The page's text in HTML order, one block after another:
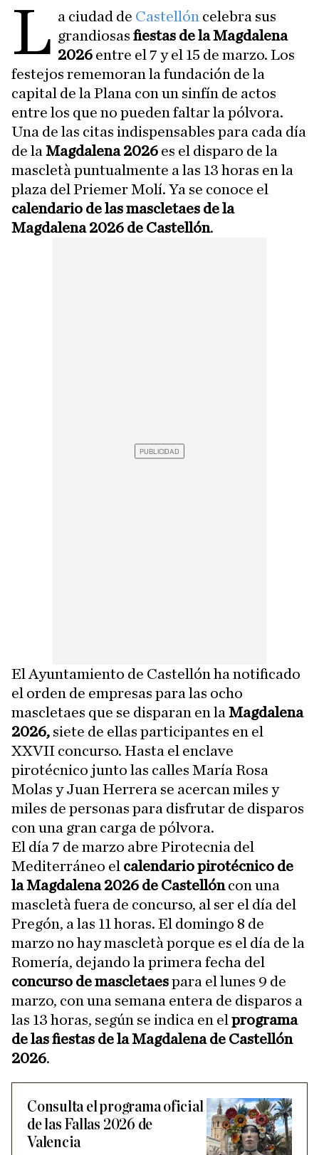
L a ciudad de Castellón celebra sus
grandiosasfiestas de la Magdalena
2026 entre el 7 y el 15 de marzo. Los
festejos rememoran la fundación de la
capital de la Plana con un sinfín de actos
entre los que no pueden faltar la pólvora.
Una de las citas indispensables para cada día
de la Magdalena 2026 es el disparo de la
mascletà puntualmente a las 13 horas en la
plaza del Priemer Molí. Ya se conoce el
calendario de las mascletaes de la
Magdalena 2026 de Castellón.
El Ayuntamiento de Castellón ha notificado
el orden de empresas para las ocho
mascletaes que se disparan en la Magdalena
2026, siete de ellas participantes en el
XXVII concurso. Hasta el enclave
pirotécnico junto las calles María Rosa
Molas y Juan Herrera se acercan miles y
miles de personas para disfrutar de disparos
con una gran carga de pólvora.
El día 7 de marzo abre Pirotecnia del
Mediterráneo el calendario pirotécnico de
la Magdalena 2026 de Castellóncon una
mascletà fuera de concurso, al ser el día del
Pregón, a las 11 horas. El domingo 8 de
marzo no hay mascletà porque es el día de la
Romería, dejando la primera fecha del
concurso de mascletaespara el lunes 9 de
marzo, con una semana entera de disparos a
las 13 horas, según se indica en el programa
de las fiestas de la Magdalena de Castellón
2026.
Consulta el programa oficial
de las Fallas 2026 de
Valencia